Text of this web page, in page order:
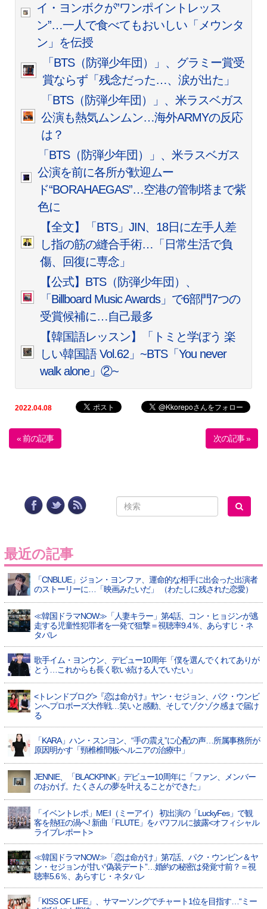
イ・ヨンボクが”ワンポイントレッス
ン”…一人で食べてもおいしい「メウンタ
ン」を伝授
「BTS（防弾少年団）」、グラミー賞受
賞ならず「残念だった…、涙が出た」
「BTS（防弾少年団）」、米ラスベガス
公演も熱気ムンムン…海外ARMYの反応
は？
「BTS（防弾少年団）」、米ラスベガス
公演を前に各所が歓迎ムー
ド“BORAHAEGAS”…空港の管制塔まで紫
色に
【全文】「BTS」JIN、18日に左手人差
し指の筋の縫合手術…「日常生活で負
傷、回復に専念」
【公式】BTS（防弾少年団）、
「Billboard Music Awards」で6部門7つの
受賞候補に…自己最多
【韓国語レッスン】「トミと学ぼう 楽
しい韓国語 Vol.62」~BTS「You never
walk alone」②~
2022.04.08
« 前の記事 次の記事 »
最近の記事
「CNBLUE」ジョン・ヨンファ、運命的な相手に出会った出演者
のストーリーに…「映画みたいだ」 （わたしに残された恋愛）
≪韓国ドラマNOW≫「人妻キラー」第4話、コン・ヒョジンが逃
走する児童性犯罪者を一発で狙撃＝視聴率9.4％、あらすじ・ネ
タバレ
歌手イム・ヨンウン、デビュー10周年「僕を選んでくれてありが
とう…これからも長く歌い続ける人でいたい」
<トレンドブログ>『恋は命がけ』ヤン・セジョン、パク・ウンビ
ンへプロポーズ大作戦…笑いと感動、そしてゾクゾク感まで届け
る
「KARA」ハン・スンヨン、“手の震え”に心配の声…所属事務所が
原因明かす「頸椎椎間板ヘルニアの治療中」
JENNIE、「BLACKPINK」デビュー10周年に「ファン、メンバー
のおかげ。たくさんの夢を叶えることができた」
「イベントレポ」ME:I（ミーアイ） 初出演の「LuckyFes」で観
客を熱狂の渦へ! 新曲「FLUTE」をパワフルに披露<オフィシャル
ライブレポート>
≪韓国ドラマNOW≫「恋は命がけ」第7話、パク・ウンビン＆ヤ
ン・セジョンが甘い“偽装デート”…婚約の秘密は発覚寸前？＝視
聴率5.6％、あらすじ・ネタバレ
「KISS OF LIFE」、サマーソングでチャート1位を目指す…“ミー